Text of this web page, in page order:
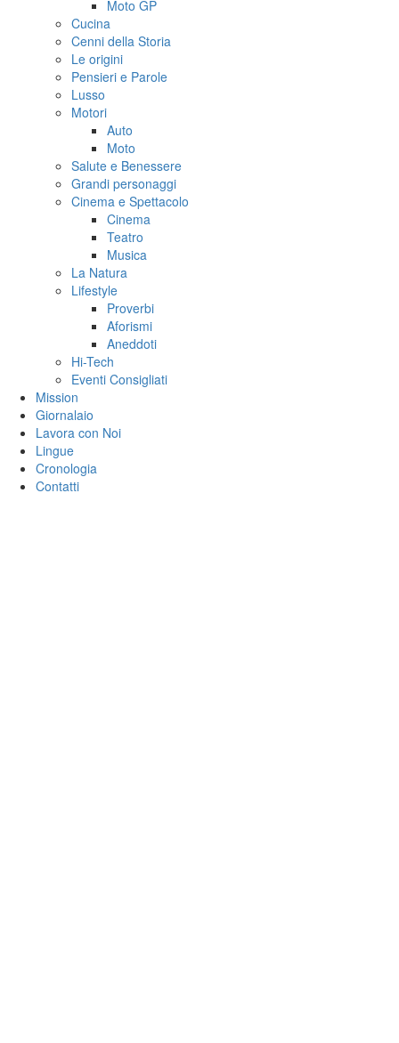
Moto GP
Cucina
Cenni della Storia
Le origini
Pensieri e Parole
Lusso
Motori
Auto
Moto
Salute e Benessere
Grandi personaggi
Cinema e Spettacolo
Cinema
Teatro
Musica
La Natura
Lifestyle
Proverbi
Aforismi
Aneddoti
Hi-Tech
Eventi Consigliati
Mission
Giornalaio
Lavora con Noi
Lingue
Cronologia
Contatti